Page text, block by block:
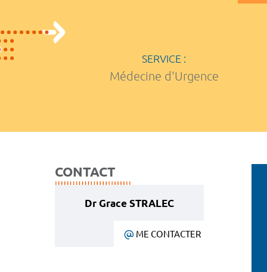
SERVICE :
Médecine d'Urgence
CONTACT
Dr Grace STRALEC
ME CONTACTER